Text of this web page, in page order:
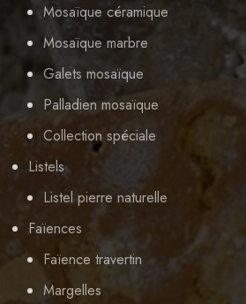
Mosaïque céramique
Mosaïque marbre
Galets mosaïque
Palladien mosaïque
Collection spéciale
Listels
Listel pierre naturelle
Faïences
Faïence travertin
Margelles